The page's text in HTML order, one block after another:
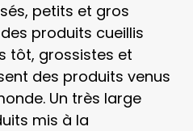
petits et gros
produits cueillis
tôt, grossistes et
des produits venus
Un très large
mis à la